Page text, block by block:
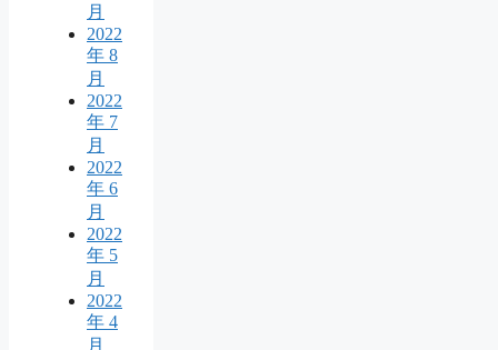
月
2022
年 8
月
2022
年 7
月
2022
年 6
月
2022
年 5
月
2022
年 4
月